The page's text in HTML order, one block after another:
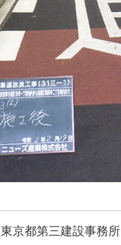
東京都第三建設事務所